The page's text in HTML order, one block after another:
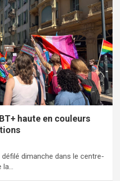
haute en couleurs
dimanche dans le centre-